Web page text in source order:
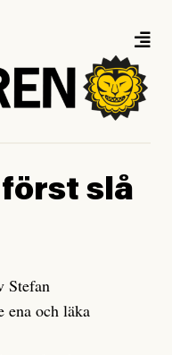
slå
Stefan
ena och läka